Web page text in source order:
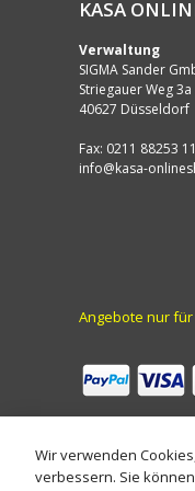
KASA
Verwaltung
SIGMA Sander
Striegauer Weg 3a
40627 Düsseldorf
Fax: 0211 88253
info@kasa-
Angebote nur
Wir verwenden
verbessern. Sie